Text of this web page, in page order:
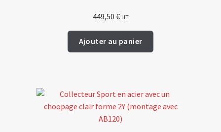
449,50 € HT
Ajouter au panier